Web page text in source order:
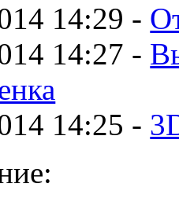
14:29 -
14:27 -
14:25 -